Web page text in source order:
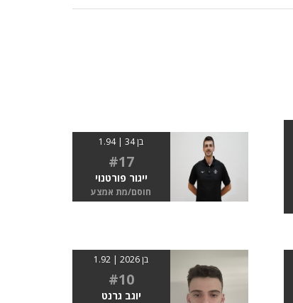
בן 34 | 1.94
#17
ייגור פורטנוי
חוסם/מת אמצע
בן 2026 | 1.92
#10
יוגב גרנט